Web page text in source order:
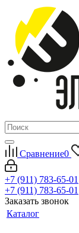
Сравнение0
+7 (911) 783-65-01
+7 (911) 783-65-01
Заказать звонок
Каталог